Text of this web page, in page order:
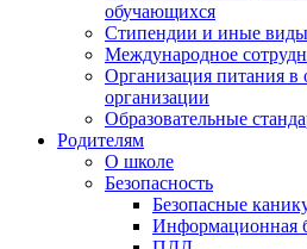
обучающихся
Стипендии и иные
Международное
Организация питания в
организации
Образовательные
Родителям
О школе
Безопасность
Безопасные
Информационная